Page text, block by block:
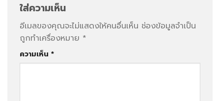
ใส่ความเห็น
อีเมลของคุณจะไม่แสดงให้คนอื่นเห็น ช่องข้อมูลจำเป็น
ถูกทำเครื่องหมาย *
ความเห็น *